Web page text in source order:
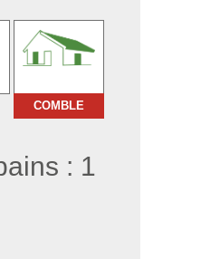
COMBLE
: 1